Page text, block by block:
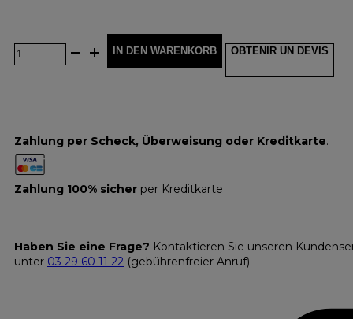
IN DEN WARENKORB OBTENIR UN DEVIS
Zahlung per Scheck, Überweisung oder Kreditkarte.
Zahlung 100% sicher per Kreditkarte
Haben Sie eine Frage? Kontaktieren Sie unseren
unter 03 29 60 11 22 (gebührenfreier Anruf)